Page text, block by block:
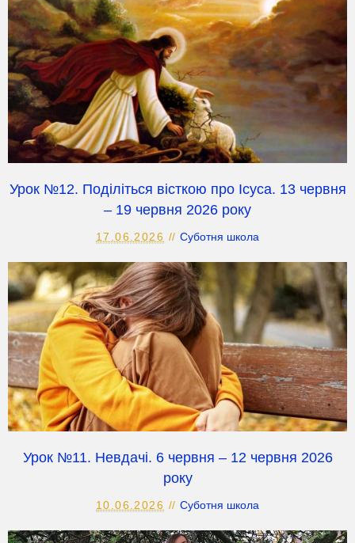
Урок №12. Поділіться вісткою про Ісуса. 13 червня
– 19 червня 2026 року
17.06.2026 Суботня школа
Урок №11. Невдачі. 6 червня – 12 червня 2026
року
10.06.2026 Суботня школа